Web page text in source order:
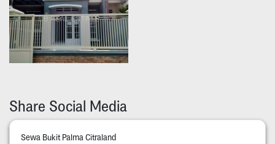
Share Social Media
Sewa Bukit Palma Citraland